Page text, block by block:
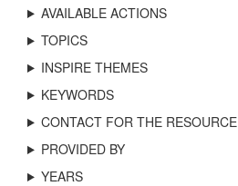
AVAILABLE ACTIONS
TOPICS
INSPIRE THEMES
KEYWORDS
CONTACT FOR THE RESOURCE
PROVIDED BY
YEARS